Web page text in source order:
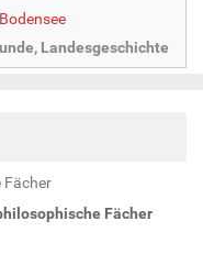
Landesgeschichte
Fächer